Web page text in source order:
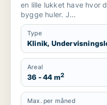
en lille lukket have hvor
bygge huler. J...
Type
Klinik,
Areal
36 - 44 m2
Max. per måned